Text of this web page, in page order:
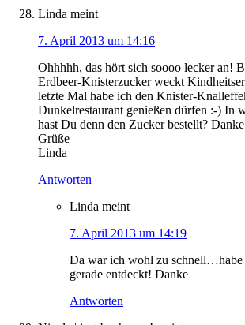
Linda meint
7. April 2013 um 14:16
Ohhhhh, das hört sich soooo lecker an!
Erdbeer-Knisterzucker weckt
letzte Mal habe ich den Knister-
Dunkelrestaurant genießen dürfen :-) In
hast Du denn den Zucker bestellt?
Grüße
Linda
Antworten
Linda meint
7. April 2013 um 14:19
Da war ich wohl zu
gerade entdeckt! Danke
Antworten